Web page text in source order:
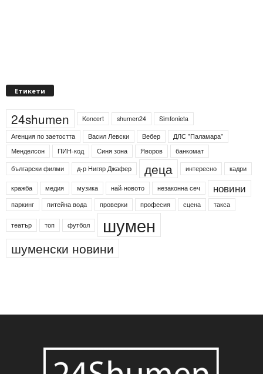
Етикети
24shumen Koncert shumen24
Simfonieta
Агенция по заетостта
Васил Левски Вебер
ДЛС "Паламара"
Менделсон
ПИН-код Синя зона Яворов
банкомат
български филми
д-р Нигяр Джафер деца интересно кадри
кражба медия музика най-новото незаконна сеч новини
паркинг питейна вода проверки професия сцена такса
театър топ футбол шумен
шуменски новини